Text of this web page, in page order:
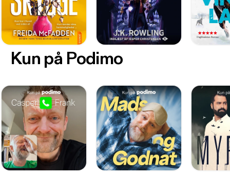
Kun på Podimo